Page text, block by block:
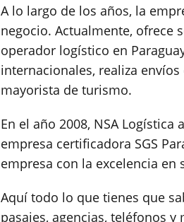
A lo largo de los años, la
negocio. Actualmente, ofrece
operador logístico en
internacionales, realiza
mayorista de turismo.
En el año 2008, NSA
empresa certificadora SGS
empresa con la excelencia en
Aquí todo lo que tienes que
pasajes, agencias, teléfonos y